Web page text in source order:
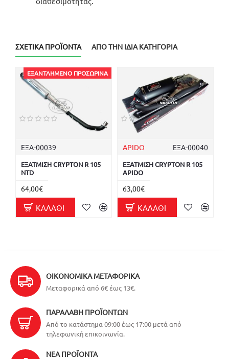
ΣΧΕΤΙΚΆ ΠΡΟΪΌΝΤΑ ΑΠΌ ΤΗΝ ΊΔΙΑ ΚΑΤΗΓΟΡΊΑ
ΕΞΑΝΤΛΗΜΈΝΟ ΠΡΟΣΩΡΙΝΆ
ΕΞΑ-00039
ΕΞΑΤΜΙΣΗ CRYPTON R 105
NTD
64,00€
ΚΑΛΆΘΙ
APIDO ΕΞΑ-00040
ΕΞΑΤΜΙΣΗ CRYPTON R 105
APIDO
63,00€
ΚΑΛΆΘΙ
ΟΙΚΟΝΟΜΙΚΆ ΜΕΤΑΦΟΡΙΚΆ
Μεταφορικά από 6€ έως 13€.
ΠΑΡΑΛΑΒΉ ΠΡΟΪΌΝΤΩΝ
Από το κατάστημα 09:00 έως 17:00 μετά από
τηλεφωνική επικοινωνία.
ΝΈΑ ΠΡΟΪΌΝΤΑ